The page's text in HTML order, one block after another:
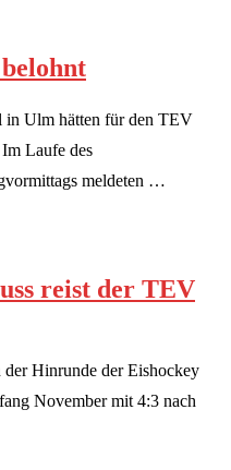
in Ulm hätten für den TEV
Laufe des
meldeten …
reist der TEV
Hinrunde der Eishockey
November mit 4:3 nach